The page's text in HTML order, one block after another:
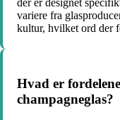
variere fra
kultur, hvilket ord der
Hvad er
champagneglas?